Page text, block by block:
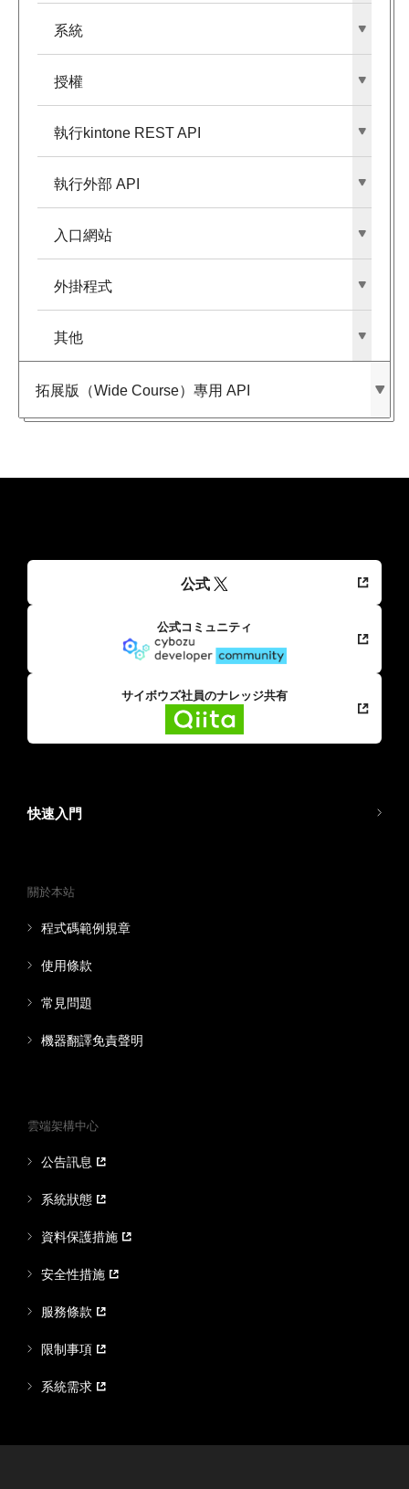
系統
授權
執行kintone REST API
執行外部​ API
入口網站
外掛程式
其他
拓展版​（Wide Course）​專用 API
公式
公式コミュニティ
サイボウズ社員のナレッジ共有
快速入門
關於本站
程式碼範例規章
使用條款
常見問題
機器翻譯免責聲明
雲端架構中心
公告訊息
系統狀態
資料保護措施
安全性措施
服務條款
限制事項
系統需求